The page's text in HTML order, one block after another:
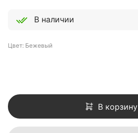
В наличии
Цвет: Бежевый
В корзину